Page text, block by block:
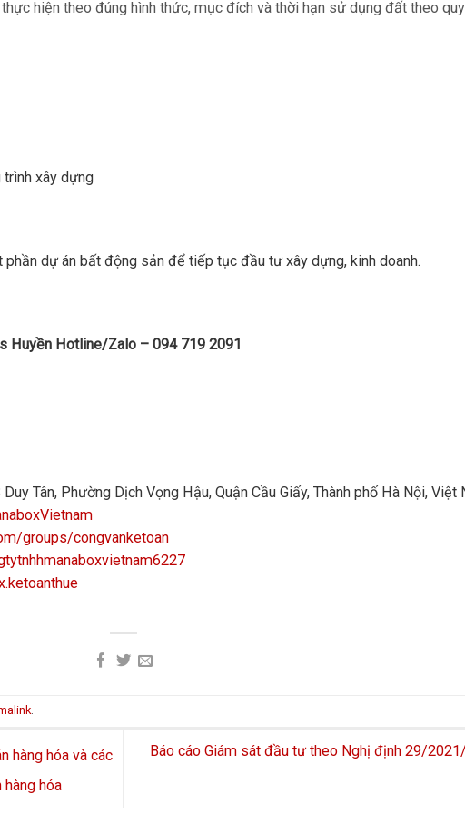
thực hiện theo đúng hình thức, mục đích và thời hạn sử dụng đất theo
xây dựng
dự án bất động sản để tiếp tục đầu tư xây dựng, kinh doanh.
Huyền Hotline/Zalo – 094 719 2091
Tân, Phường Dịch Vọng Hậu, Quận Cầu Giấy, Thành phố Hà Nội, Việt
groups/congvanketoan
.
hàng hóa và các
hóa
Báo cáo Giám sát đầu tư theo Nghị định 29/